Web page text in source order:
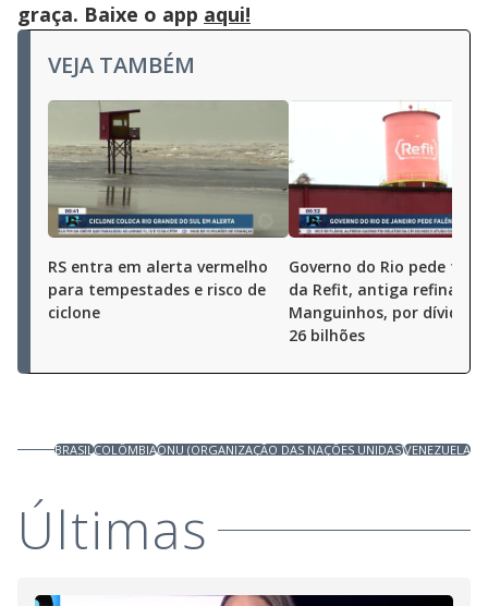
graça. Baixe o app aqui!
VEJA TAMBÉM
RS entra em alerta vermelho
para tempestades e risco de
ciclone
Governo do Rio pede
da Refit, antiga refinaria
Manguinhos, por dívida
26 bilhões
BRASILCOLÔMBIAONU (ORGANIZAÇÃO DAS NAÇÕES UNIDAS)VENEZUELA
Últimas